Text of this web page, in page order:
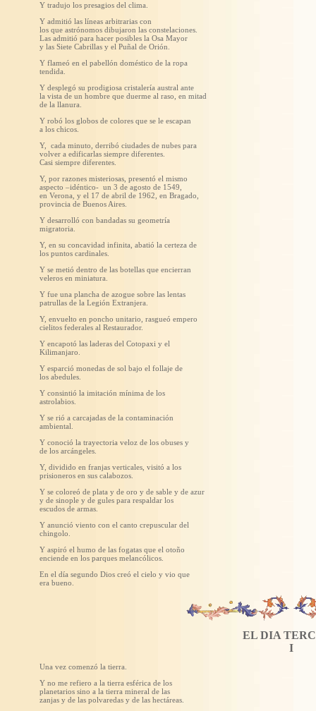
Y tradujo los presagios del clima.
Y admitió las líneas arbitrarias con
los que astrónomos dibujaron las constelaciones.
Las admitió para hacer posibles la Osa Mayor
y las Siete Cabrillas y el Puñal de Orión.
Y flameó en el pabellón doméstico de la ropa
tendida.
Y desplegó su prodigiosa cristalería austral ante
la vista de un hombre que duerme al raso, en mitad
de la llanura.
Y robó los globos de colores que se le escapan
a los chicos.
Y, cada minuto, derribó ciudades de nubes para
volver a edificarlas siempre diferentes.
Casi siempre diferentes.
Y, por razones misteriosas, presentó el mismo
aspecto –idéntico- un 3 de agosto de 1549,
en Verona, y el 17 de abril de 1962, en Bragado,
provincia de Buenos Aires.
Y desarrolló con bandadas su geometría
migratoria.
Y, en su concavidad infinita, abatió la certeza de
los puntos cardinales.
Y se metió dentro de las botellas que encierran
veleros en miniatura.
Y fue una plancha de azogue sobre las lentas
patrullas de la Legión Extranjera.
Y, envuelto en poncho unitario, rasgueó empero
cielitos federales al Restaurador.
Y encapotó las laderas del Cotopaxi y el
Kilimanjaro.
Y esparció monedas de sol bajo el follaje de
los abedules.
Y consintió la imitación mínima de los
astrolabios.
Y se rió a carcajadas de la contaminación
ambiental.
Y conoció la trayectoria veloz de los obuses y
de los arcángeles.
Y, dividido en franjas verticales, visitó a los
prisioneros en sus calabozos.
Y se coloreó de plata y de oro y de sable y de azur
y de sinople y de gules para respaldar los
escudos de armas.
Y anunció viento con el canto crepuscular del
chingolo.
Y aspiró el humo de las fogatas que el otoño
enciende en los parques melancólicos.
En el día segundo Dios creó el cielo y vio que
era bueno.
EL DIA
I
Una vez comenzó la tierra.
Y no me refiero a la tierra esférica de los
planetarios sino a la tierra mineral de las
zanjas y de las polvaredas y de las hectáreas.